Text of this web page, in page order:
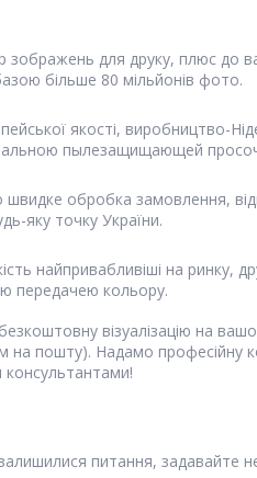
зображень для друку, плюс до
більше 80 мільйонів фото.
якості, виробництво-
пылезащищающей
обробка замовлення,
яку точку України.
найпривабливіші на ринку,
передачею кольору.
візуалізацію на
на пошту). Надамо професійну
консультантами!
питання, задавайте